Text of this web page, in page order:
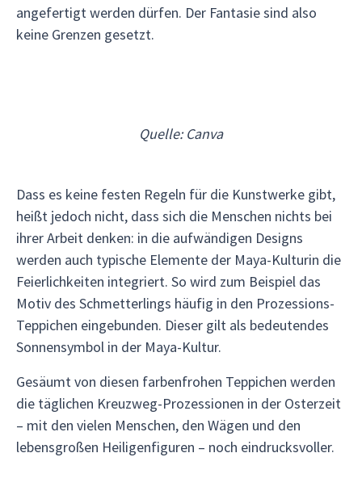
angefertigt werden dürfen. Der Fantasie sind also
keine Grenzen gesetzt.
Quelle: Canva
Dass es keine festen Regeln für die Kunstwerke gibt,
heißt jedoch nicht, dass sich die Menschen nichts bei
ihrer Arbeit denken: in die aufwändigen Designs
werden auch typische Elemente der Maya-Kulturin die
Feierlichkeiten integriert. So wird zum Beispiel das
Motiv des Schmetterlings häufig in den Prozessions-
Teppichen eingebunden. Dieser gilt als bedeutendes
Sonnensymbol in der Maya-Kultur.
Gesäumt von diesen farbenfrohen Teppichen werden
die täglichen Kreuzweg-Prozessionen in der Osterzeit
– mit den vielen Menschen, den Wägen und den
lebensgroßen Heiligenfiguren – noch eindrucksvoller.